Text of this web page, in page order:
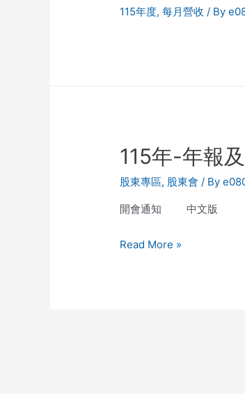
115年度,每月營收 / By
115年-年報
股東專區, 股東會 / By
開會通知 中文版
Read More »